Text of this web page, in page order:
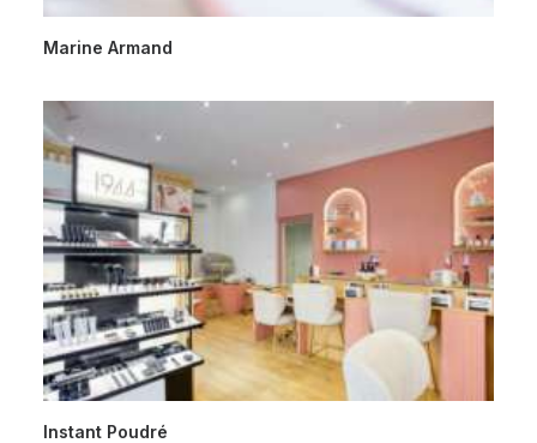
Marine Armand
Instant Poudré